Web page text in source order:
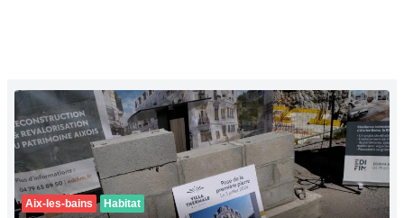
Aix-les-bains Habitat